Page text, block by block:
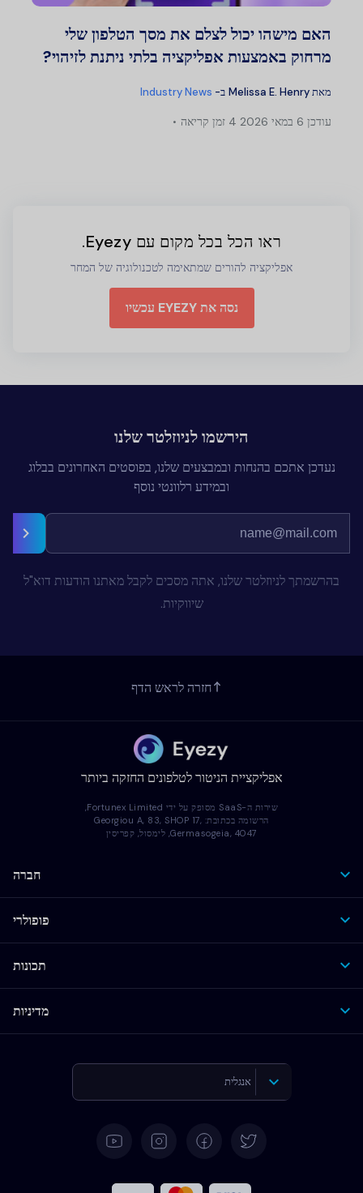
האם מישהו יכול לצלם את מסך הטלפון שלי
מרחוק באמצעות אפליקציה בלתי ניתנת לזיהוי?
מאתMelissa E. Henry ב- Industry News
עודכן 4 זמן קריאה
ראו הכל בכל מקום עם Eyezy.
אפליקציה להורים שמתאימה לטכנולוגיה של המחר
נסה את EYEZY עכשיו
הירשמו לניוזלטר שלנו
נעדכן אתכם בהנחות ובמבצעים שלנו, בפוסטים האחרונים בבלוג
ובמידע רלוונטי נוסף
בהרשמתך לניוזלטר שלנו, אתה מסכים לקבל מאתנו הודעות דוא"ל
שיווקיות.
חזרה לראש הדף
אפליקציית הניטור לטלפונים החזקה ביותר
שירות ה-SaaS מסופק על ידי Fortunex Limited,
הרשומה בכתובת: Georgiou A, 83, SHOP 17,
Germasogeia, 4047, לימסול, קפריסין
חברה
פופולרי
תכונות
מדיניות
אנגלית